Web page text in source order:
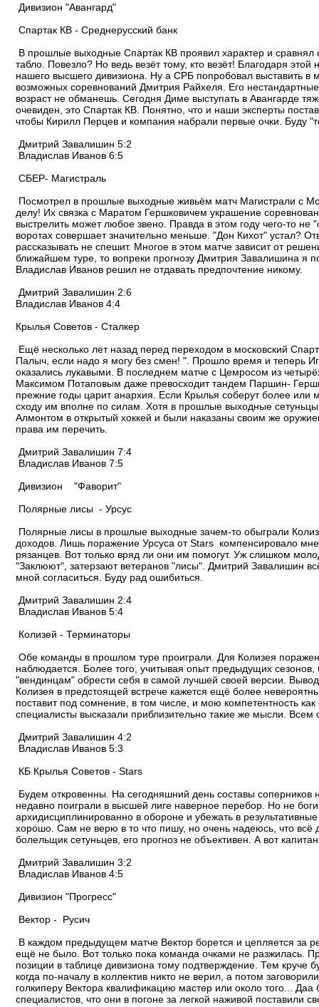
Дивизион "Авангард"
Спартак КВ - Среднерусский банк
В прошлые выходные Спартак КВ проявил характер и сравнял
табло. Повезло? Но ведь везёт тому, кто везёт! Благодаря
нашего высшего дивизиона. Ну а СРБ попробовал выставить в
возможных соревнований Дмитрия Райхеля. Его
возраст не обманешь. Сегодня Диме выступать в Авангарде
очевиден, это Спартак КВ. Понятно, что и наши эксперты
чтобы Кирилл Перцев и компания набрали первые очки. Буду
Дмитрий Завалишин 5:2
Владислав Иванов 6:5
СБЕР- Магистраль
Посмотрел в прошлые выходные живьём матч Магистрали с
делу! Их связка с Маратом Гершковичем украшение
выстрелить может любое звено. Правда в этом году чего-то
воротах совершает значительно меньше. "Дон Кихот" устал?
рассказывать не спешит. Многое в этом матче зависит от
ближайшем туре, то вопреки прогнозу Дмитрия Завалишина я
Владислав Иванов решил не отдавать предпочтение никому.
Дмитрий Завалишин 2:6
Владислав Иванов 4:4
Крылья Советов - Сталкер
Ещё несколько лет назад перед переходом в московский
Палыч, если надо я могу без смен! ". Прошло время и теперь
оказались лукавыми. В последнем матче с Цемросом из
Максимом Потаповым даже превосходит тандем Паршин-
прежние годы царит анархия. Если Крылья соберут более или
сходу им вполне по силам. Хотя в прошлые выходные
Алмонтом в открытый хоккей и были наказаны своим же
права им перечить.
Дмитрий Завалишин 7:4
Владислав Иванов 7:5
Дивизион "Фаворит"
Полярные лисы - Урсус
Полярные лисы в прошлые выходные зачем-то обыграли
доходов. Лишь поражение Урсуса от Stars компенсировало
рязанцев. Вот только вряд ли они им помогут. Уж слишком
"Заклюют", затерзают ветеранов "лисы". Дмитрий Завалишин
мной согласиться. Буду рад ошибиться.
Дмитрий Завалишин 2:4
Владислав Иванов 5:4
Колизей - Терминаторы
Обе команды в прошлом туре проиграли. Для Колизея
наблюдается. Более того, учитывая опыт предыдущих
"вендинцам" обрести себя в самой лучшей своей версии.
Колизея в предстоящей встрече кажется ещё более
поставит под сомнение, в том числе, и мою компетентность
специалисты высказали приблизительно такие же мысли.
Дмитрий Завалишин 4:2
Владислав Иванов 5:3
КБ Крылья Советов - Stars
Будем откровенны. На сегодняшний день составы соперников
недавно поиграли в высшей лиге наверное перебор. Но не
архидисциплинированно в обороне и убежать в
хорошо. Сам не верю в то что пишу, но очень надеюсь, что
болельщик сетуньцев, его прогноз не объективен. А вот
Дмитрий Завалишин 3:2
Владислав Иванов 4:5
Дивизион "Прогресс"
Вектор - Русич
В каждом предыдущем матче Вектор борется и цепляется за
ещё не было. Вот только пока команда очками не разжилась.
позиции в таблице дивизиона тому подтверждение. Тем
когда по-началу в коллектив никто не верил, а потом
голкиперу Вектора квалификацию мастер или около того...
специалистов, что они в погоне за легкой наживой поставили